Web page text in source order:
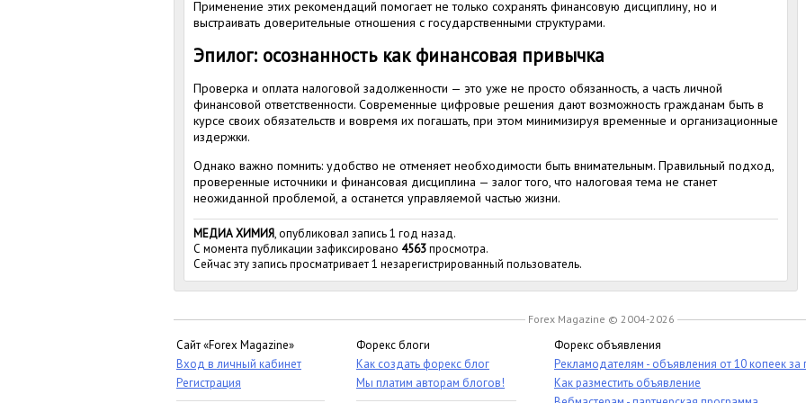
Применение этих рекомендаций помогает не только сохранять финансовую дисциплину, но и
выстраивать доверительные отношения с государственными структурами.
Эпилог: осознанность как финансовая привычка
Проверка и оплата налоговой задолженности — это уже не просто обязанность, а часть личной
финансовой ответственности. Современные цифровые решения дают возможность гражданам быть в
курсе своих обязательств и вовремя их погашать, при этом минимизируя временные и организационные
издержки.
Однако важно помнить: удобство не отменяет необходимости быть внимательным. Правильный подход,
проверенные источники и финансовая дисциплина — залог того, что налоговая тема не станет
неожиданной проблемой, а останется управляемой частью жизни.
МЕДИА ХИМИЯ, опубликовал запись 1 год назад.
С момента публикации зафиксировано 4563просмотра.
Сейчас эту запись просматривает 1 незарегистрированный пользователь.
Forex Magazine © 2004-2026
Сайт «Forex Magazine»
Вход в личный кабинет
Регистрация
Форекс блоги
Как создать форекс блог
Мы платим авторам блогов!
Форекс объявления
Рекламодателям - объявления от 10 копеек за
Как разместить объявление